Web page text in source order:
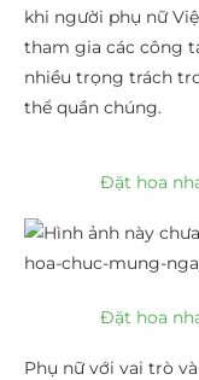
khi người phụ nữ
tham gia các công
nhiều trọng trách
thể quần chúng.
Đặt hoa
Đặt hoa
Phụ nữ với vai trò